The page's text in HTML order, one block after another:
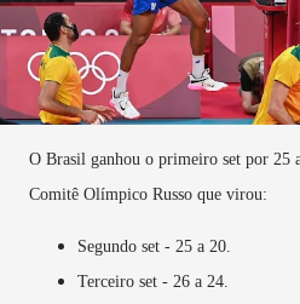
O Brasil ganhou o primeiro set por 25
Comitê Olímpico Russo que virou:
Segundo set - 25 a 20.
Terceiro set - 26 a 24.